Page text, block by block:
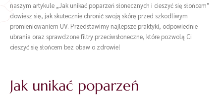
naszym artykule „Jak unikać poparzeń słonecznych i cieszyć się słońcem”
dowiesz się, jak skutecznie chronić swoją skórę przed szkodliwym
promieniowaniem UV. Przedstawimy najlepsze praktyki, odpowiednie
ubrania oraz sprawdzone filtry przeciwsłoneczne, które pozwolą Ci
cieszyć się słońcem bez obaw o zdrowie!
Jak unikać poparzeń